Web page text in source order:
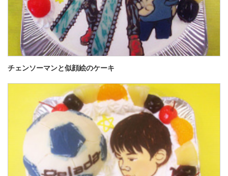
チェンソーマンと似顔絵のケーキ